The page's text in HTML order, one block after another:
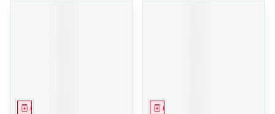
Médicament Médicament